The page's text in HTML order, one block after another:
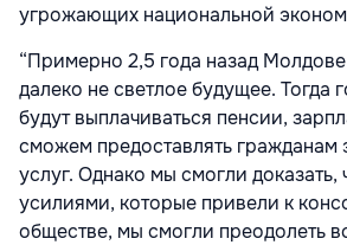
угрожающих национальной
“Примерно 2,5 года назад
далеко не светлое будущее. Тогда
будут выплачиваться пенсии,
сможем предоставлять гражданам
услуг. Однако мы смогли
усилиями, которые привели к
обществе, мы смогли преодолеть